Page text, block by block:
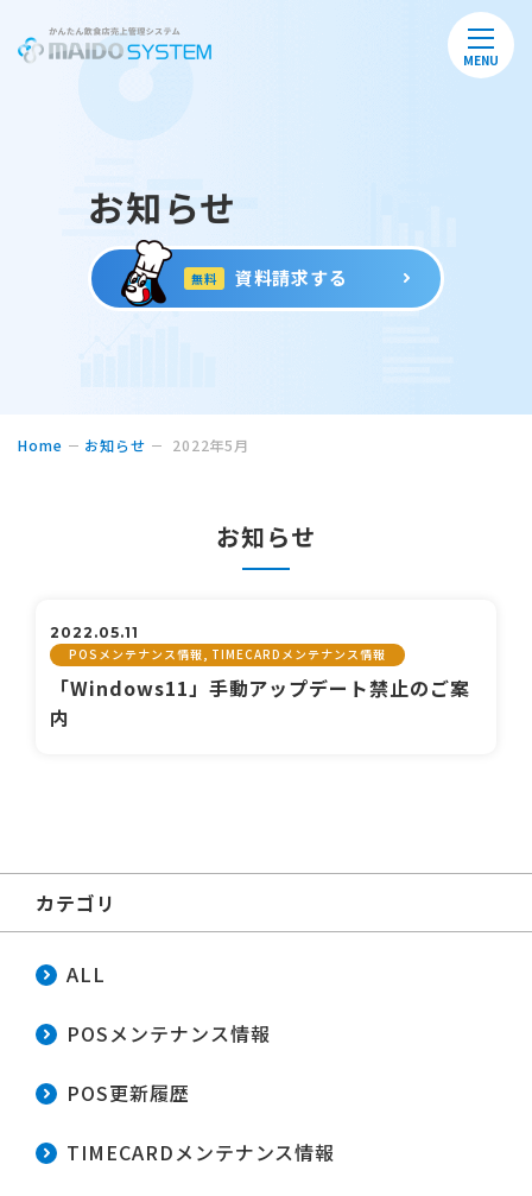
MENU
お知らせ
無料 資料請求する
Home お知らせ 2022年5月
お知らせ
2022.05.11
POSメンテナンス情報, TIMECARDメンテナンス情報
「Windows11」手動アップデート禁止のご案
内
カテゴリ
ALL
POSメンテナンス情報
POS更新履歴
TIMECARDメンテナンス情報